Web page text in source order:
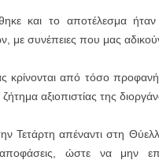
και το αποτέλεσμα ήταν
με συνέπειες που μας
κρίνονται από τόσο προφανή
αξιοπιστίας της
Τετάρτη απέναντι στη
ώστε να μην